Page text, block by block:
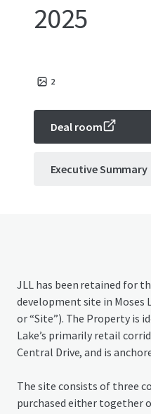
2025
2
Deal room
Executive Summary
JLL has been retained for
development site in Moses
or “Site”). The Property is
Lake’s primarily retail
Central Drive, and is
The site consists of three
purchased either together